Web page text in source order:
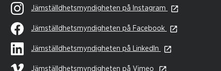
Jämställdhetsmyndigheten på Instagram
Jämställdhetsmyndigheten på Facebook
Jämställdhetsmyndigheten på LinkedIn
Jämställdhetsmyndigheten på Vimeo